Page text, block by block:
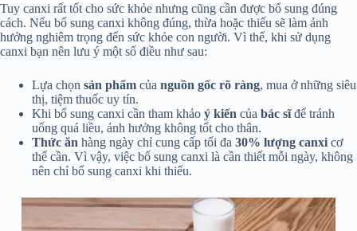
Tuy canxi rất tốt cho sức khỏe nhưng cũng cần được bổ sung đúng
cách. Nếu bổ sung canxi không đúng, thừa hoặc thiếu sẽ làm ảnh
hưởng nghiêm trọng đến sức khỏe con người. Vì thế, khi sử dụng
canxi bạn nên lưu ý một số điều như sau:
Lựa chọn sản phẩm của nguồn gốc rõ ràng, mua ở những siêu
thị, tiệm thuốc uy tín.
Khi bổ sung canxi cần tham khảo ý kiến của bác sĩđể tránh
uống quá liều, ảnh hưởng không tốt cho thân.
Thức ăn hàng ngày chỉ cung cấp tối đa 30% lượng canxi cơ
thể cần. Vì vậy, việc bổ sung canxi là cần thiết mỗi ngày, không
nên chỉ bổ sung canxi khi thiếu.